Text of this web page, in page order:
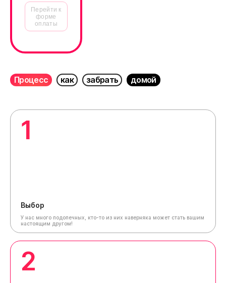
Перейти к
форме
оплаты
Процесс как забрать домой
1
Выбор
У нас много подопечных, кто-то из них наверняка может стать вашим
настоящим другом!
2